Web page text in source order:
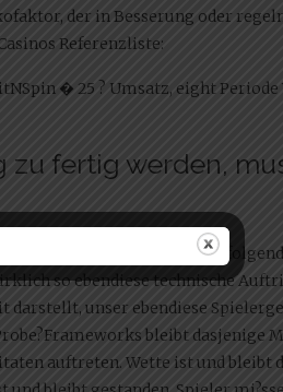
der in Besserung oder
Referenzliste:
� 25 ? Umsatz, eight Periode
fertig werden,
had been
so ebendiese technische
unser ebendiese
bleibt dasjenige
auftreten. Wette ist und bleibt